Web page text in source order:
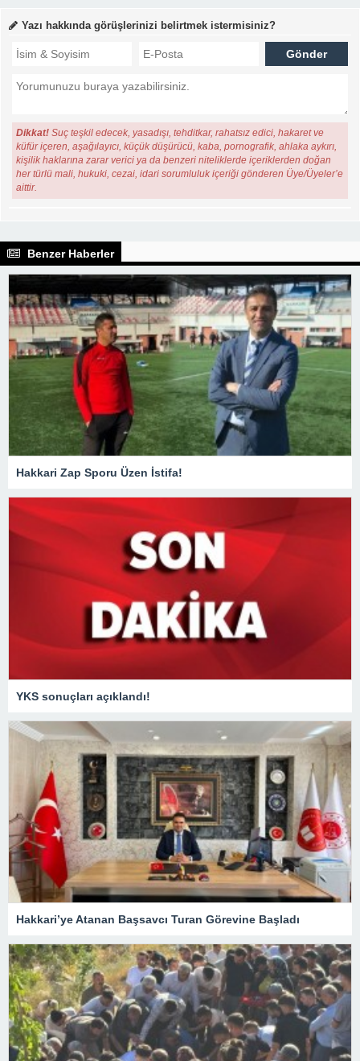
Yazı hakkında görüşlerinizi belirtmek istermisiniz?
Dikkat! Suç teşkil edecek, yasadışı, tehditkar, rahatsız edici, hakaret ve
küfür içeren, aşağılayıcı, küçük düşürücü, kaba, pornografik, ahlaka aykırı,
kişilik haklarına zarar verici ya da benzeri niteliklerde içeriklerden doğan
her türlü mali, hukuki, cezai, idari sorumluluk içeriği gönderen Üye/Üyeler’e
aittir.
Benzer Haberler
Hakkari Zap Sporu Üzen İstifa!
YKS sonuçları açıklandı!
Hakkari’ye Atanan Başsavcı Turan Görevine Başladı